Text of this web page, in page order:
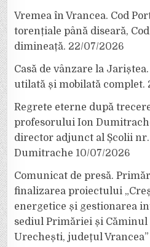
Vremea în Vrancea. Cod
torențiale până diseară,
dimineață. 22/07/2026
Casă de vânzare la
utilată și mobilată complet.
Regrete eterne după
profesorului Ion
director adjunct al Școlii
Dumitrache 10/07/2026
Comunicat de presă.
finalizarea proiectului
energetice și gestionarea
sediul Primăriei și
Urechești, județul Vrancea”